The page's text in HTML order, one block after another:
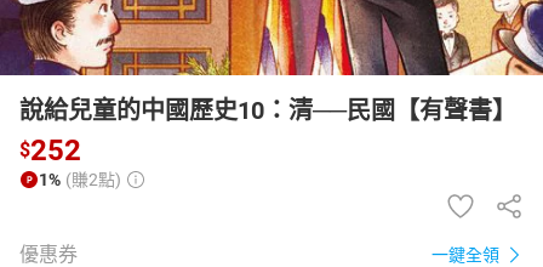
說給兒童的中國歷史10：清──民國【有聲書】
$252
1% (賺2點)
優惠券 一鍵全領